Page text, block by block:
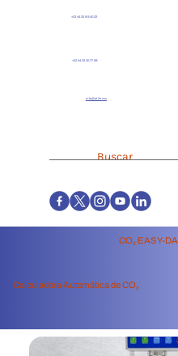
+52 44 25 89 40 22
+52 44 22 00 77 68
info@at2e.mx
CO₂ EASY-DA
Calculadora Automática de CO₂